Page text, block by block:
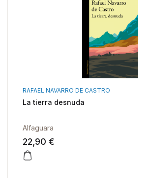
RAFAEL NAVARRO DE CASTRO
La tierra desnuda
Alfaguara
22,90 €